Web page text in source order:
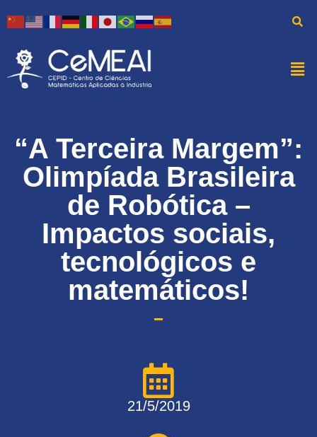
“A Terceira Margem”:
Olimpíada Brasileira
de Robótica –
Impactos sociais,
tecnológicos e
matemáticos!
21/5/2019